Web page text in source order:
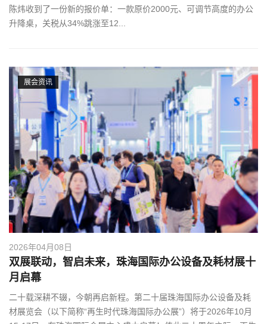
陈炜收到了一份新的报价单：一款原价2000元、可调节高度的办公
升降桌，关税从34%跳涨至12...
展会资讯
2026年04月08日
双展联动，智启未来，珠海国际办公设备及耗材展十
月启幕
二十载深耕不辍，今朝再启新程。第二十届珠海国际办公设备及耗
材展览会（以下简称“再生时代珠海国际办公展”）将于2026年10月